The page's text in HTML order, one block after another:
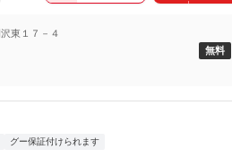
東１７－４
無料
グー保証付けられます